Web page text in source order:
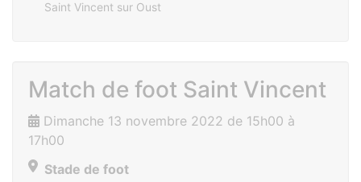
Saint Vincent sur Oust
Match de foot Saint Vincent
Dimanche 13 novembre 2022 de 15h00 à
17h00
Stade de foot